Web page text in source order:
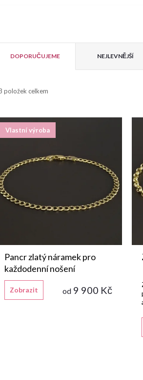
DOPORUČUJEME NEJLEVNĚJŠÍ
položek celkem
Vlastní výroba
Pancr zlatý náramek pro
každodenní nošení
od 9 900 Kč
Zobrazit